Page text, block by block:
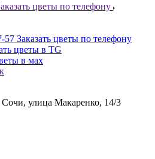
цветы по телефону
57 Заказать цветы по телефону
цветы в TG
в мах
Сочи, улица Макаренко, 14/3